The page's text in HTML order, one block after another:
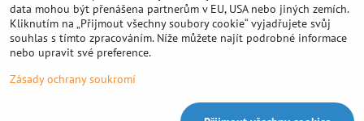
data mohou být přenášena partnerům v EU, USA nebo jiných zemích.
Kliknutím na „Přijmout všechny soubory cookie“ vyjadřujete svůj
souhlas s tímto zpracováním. Níže můžete najít podrobné informace
nebo upravit své preference.
Zásady ochrany soukromí